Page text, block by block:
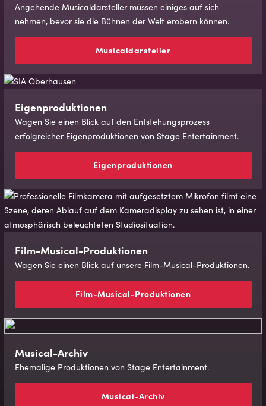
Angehende Musicaldarsteller müssen einiges auf sich
nehmen, bevor sie die Bühnen der Welt erobern können.
Mu­si­caldar­stel­ler
Eigenproduktionen
Wagen Sie einen Blick auf den Entstehungsprozess
erfolgreicher Eigenproduktionen von Stage Entertainment.
Eigenproduktionen
Film-Mu­si­cal-Pro­duk­tio­nen
Wagen Sie einen Blick auf unsere Film-Musical-Produktionen.
Film-Mu­si­cal-Pro­duk­tio­nen
Musical-Archiv
Ehemalige Produktionen von Stage Entertainment.
Musical-Archiv